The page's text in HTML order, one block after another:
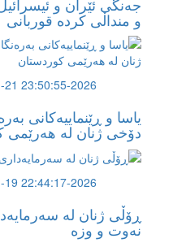
و منداڵى کردە قوربانى
2026-Jun-21 23:50:55
یاسا و ڕێنماییەكانی
دۆخی ژنان لە هەرێمی
2026-Jun-19 22:44:17
ڕۆڵی ژنان لە
نەوت و وزە